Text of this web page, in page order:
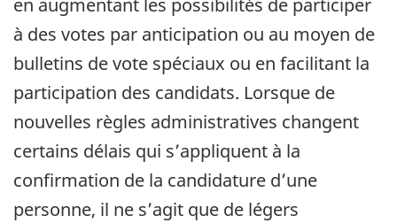
en augmentant les possibilités de participer
à des votes par anticipation ou au moyen de
bulletins de vote spéciaux ou en facilitant la
participation des candidats. Lorsque de
nouvelles règles administratives changent
certains délais qui s’appliquent à la
confirmation de la candidature d’une
personne, il ne s’agit que de légers